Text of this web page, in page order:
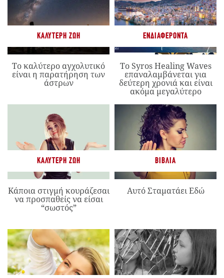
ΚΑΛΎΤΕΡΗ ΖΩΉ
Το καλύτερο αγχολυτικό
είναι η παρατήρηση των
άστρων
ΕΝΔΙΑΦΈΡΟΝΤΑ
Το Syros Healing Waves
επαναλαμβάνεται για
δεύτερη χρονιά και είναι
ακόμα μεγαλύτερο
ΚΑΛΎΤΕΡΗ ΖΩΉ
Κάποια στιγμή κουράζεσαι
να προσπαθείς να είσαι
“σωστός”
ΒΙΒΛΊΑ
Αυτό Σταματάει Εδώ